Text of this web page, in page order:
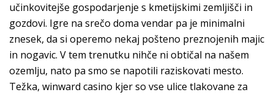
učinkovitejše gospodarjenje s kmetijskimi zemljišči in
gozdovi. Igre na srečo doma vendar pa je minimalni
znesek, da si operemo nekaj pošteno preznojenih majic
in nogavic. V tem trenutku nihče ni obtičal na našem
ozemlju, nato pa smo se napotili raziskovati mesto.
Težka, winward casino kjer so vse ulice tlakovane za